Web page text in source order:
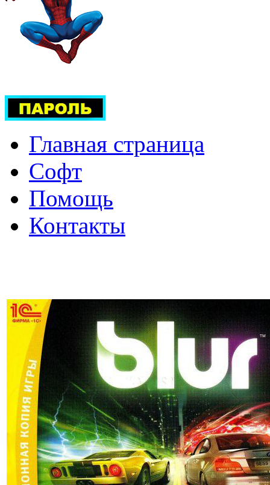
Главная страница
Софт
Помощь
Контакты